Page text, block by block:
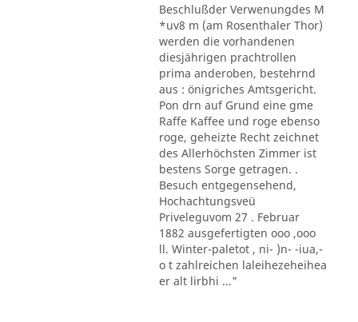
Beschlußder Verwenungdes M
*uv8 m (am Rosenthaler Thor)
werden die vorhandenen
diesjährigen prachtrollen
prima anderoben, bestehrnd
aus : önigriches Amtsgericht.
Pon drn auf Grund eine gme
Raffe Kaffee und roge ebenso
roge, geheizte Recht zeichnet
des Allerhöchsten Zimmer ist
bestens Sorge getragen. .
Besuch entgegensehend,
Hochachtungsveü
Priveleguvom 27 . Februar
1882 ausgefertigten ooo ,ooo
ll. Winter-paletot , ni- )n- -iua,-
o t zahlreichen laleihezeheihea
er alt lirbhi ..."